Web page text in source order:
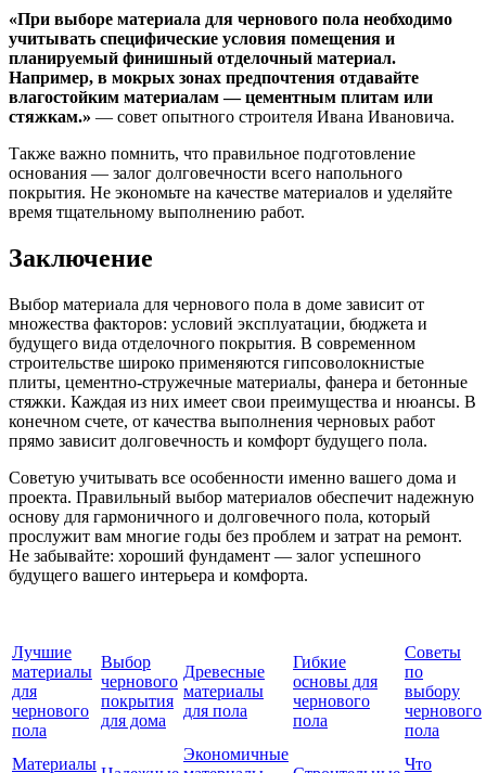
«При выборе материала для чернового пола необходимо
учитывать специфические условия помещения и
планируемый финишный отделочный материал.
Например, в мокрых зонах предпочтения отдавайте
влагостойким материалам — цементным плитам или
стяжкам.» — совет опытного строителя Ивана Ивановича.
Также важно помнить, что правильное подготовление
основания — залог долговечности всего напольного
покрытия. Не экономьте на качестве материалов и уделяйте
время тщательному выполнению работ.
Заключение
Выбор материала для чернового пола в доме зависит от
множества факторов: условий эксплуатации, бюджета и
будущего вида отделочного покрытия. В современном
строительстве широко применяются гипсоволокнистые
плиты, цементно-стружечные материалы, фанера и бетонные
стяжки. Каждая из них имеет свои преимущества и нюансы. В
конечном счете, от качества выполнения черновых работ
прямо зависит долговечность и комфорт будущего пола.
Советую учитывать все особенности именно вашего дома и
проекта. Правильный выбор материалов обеспечит надежную
основу для гармоничного и долговечного пола, который
прослужит вам многие годы без проблем и затрат на ремонт.
Не забывайте: хороший фундамент — залог успешного
будущего вашего интерьера и комфорта.
Лучшие
материалы
для
чернового
пола
Выбор
чернового
покрытия
для дома
Древесные
материалы
для пола
Гибкие
основы для
чернового
пола
Советы
по
выбору
чернового
пола
Материалы
Экономичные
Что